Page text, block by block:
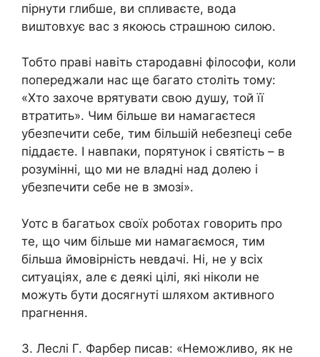
пірнути глибше, ви спливаєте, вода
виштовхує вас з якоюсь страшною силою.
Тобто праві навіть стародавні філософи, коли
попереджали нас ще багато століть тому:
«Хто захоче врятувати свою душу, той її
втратить». Чим більше ви намагаєтеся
убезпечити себе, тим більшій небезпеці себе
піддаєте. І навпаки, порятунок і святість – в
розумінні, що ми не владні над долею і
убезпечити себе не в змозі».
Уотс в багатьох своїх роботах говорить про
те, що чим більше ми намагаємося, тим
більша ймовірність невдачі. Ні, не у всіх
ситуаціях, але є деякі цілі, які ніколи не
можуть бути досягнуті шляхом активного
прагнення.
3. Леслі Г. Фарбер писав: «Неможливо, як не